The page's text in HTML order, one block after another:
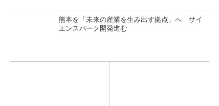
熊本を「未来の産業を生み出す拠点」へ サイ
エンスパーク開発進む